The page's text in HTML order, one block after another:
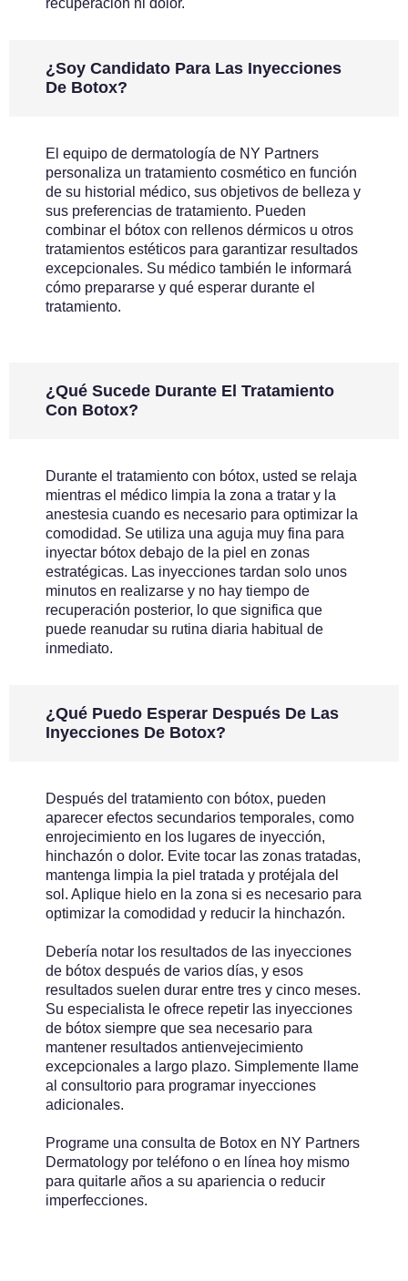
¿Soy Candidato Para Las Inyecciones
De Botox?
El equipo de dermatología de NY Partners
personaliza un tratamiento cosmético en función
de su historial médico, sus objetivos de belleza y
sus preferencias de tratamiento. Pueden
combinar el bótox con rellenos dérmicos u otros
tratamientos estéticos para garantizar resultados
excepcionales. Su médico también le informará
cómo prepararse y qué esperar durante el
tratamiento.
¿Qué Sucede Durante El Tratamiento
Con Botox?
Durante el tratamiento con bótox, usted se relaja
mientras el médico limpia la zona a tratar y la
anestesia cuando es necesario para optimizar la
comodidad. Se utiliza una aguja muy fina para
inyectar bótox debajo de la piel en zonas
estratégicas. Las inyecciones tardan solo unos
minutos en realizarse y no hay tiempo de
recuperación posterior, lo que significa que
puede reanudar su rutina diaria habitual de
inmediato.
¿Qué Puedo Esperar Después De Las
Inyecciones De Botox?
Después del tratamiento con bótox, pueden
aparecer efectos secundarios temporales, como
enrojecimiento en los lugares de inyección,
hinchazón o dolor. Evite tocar las zonas tratadas,
mantenga limpia la piel tratada y protéjala del
sol. Aplique hielo en la zona si es necesario para
optimizar la comodidad y reducir la hinchazón.
Debería notar los resultados de las inyecciones
de bótox después de varios días, y esos
resultados suelen durar entre tres y cinco meses.
Su especialista le ofrece repetir las inyecciones
de bótox siempre que sea necesario para
mantener resultados antienvejecimiento
excepcionales a largo plazo. Simplemente llame
al consultorio para programar inyecciones
adicionales.
Programe una consulta de Botox en NY Partners
Dermatology por teléfono o en línea hoy mismo
para quitarle años a su apariencia o reducir
imperfecciones.